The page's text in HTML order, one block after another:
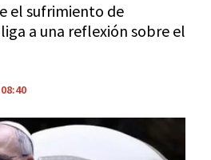
el sufrimiento de
a una reflexión sobre el